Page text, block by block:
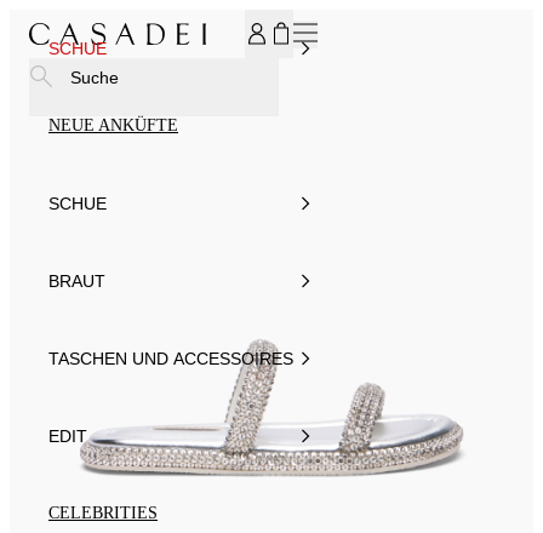
SCHUE
NEUE ANKÜFTE
SCHUE
BRAUT
TASCHEN UND ACCESSOIRES
EDIT
CELEBRITIES
Suche